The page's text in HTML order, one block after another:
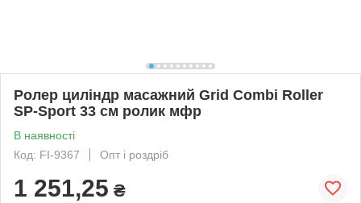
Ролер циліндр масажний Grid Combi Roller
SP-Sport 33 см ролик мфр
В наявності
Код: FI-9367
Опт і роздріб
1 251,25 ₴